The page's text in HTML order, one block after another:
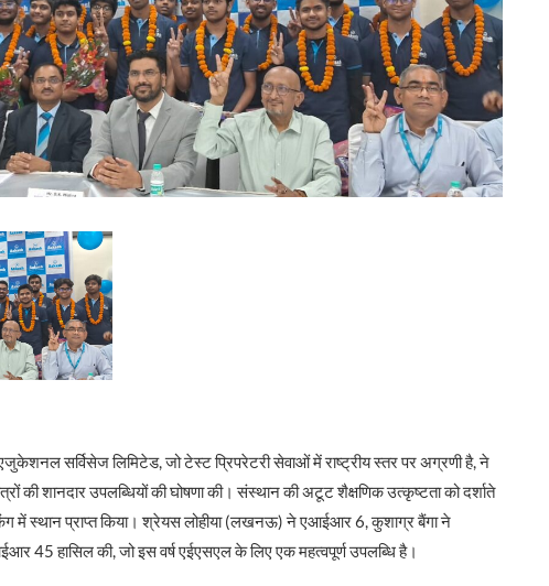
सर्विसेज लिमिटेड, जो टेस्ट प्रिपरेटरी सेवाओं में राष्ट्रीय स्तर पर अग्रणी है, ने
शानदार उपलब्धियों की घोषणा की। संस्थान की अटूट शैक्षणिक उत्कृष्टता को दर्शाते
में स्थान प्राप्त किया। श्रेयस लोहीया (लखनऊ) ने एआईआर 6, कुशाग्र बैंगा ने
45 हासिल की, जो इस वर्ष एईएसएल के लिए एक महत्वपूर्ण उपलब्धि है।